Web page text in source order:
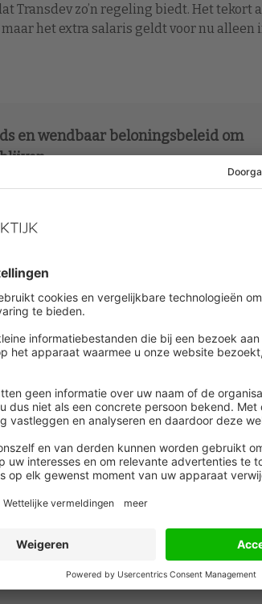
Transdev zo’n regeling biedt. Het tekort
het extra salaris geldt voor nu alleen
en wendbaar beloningsbeleid om
leer je op welke wijze je een modern
dat bijdraagt aan de employer
experience binnen jouw